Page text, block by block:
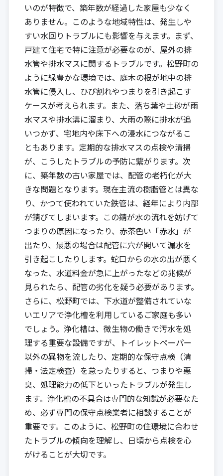
いのが特徴で、築年数が経過した家屋も少なく
ありません。このような地域特性は、発生しや
すい水回りトラブルにも影響を与えます。まず、
戸建て住宅で特に注意が必要なのが、屋外の排
水管や排水マスに関するトラブルです。松野町の
ように緑豊かな環境では、庭木の根が地中の排
水管に侵入し、ひび割れやつまりを引き起こす
ケースが考えられます。また、落ち葉や土砂が雨
水マスや排水溝に溜まり、大雨の際に排水が追
いつかず、宅地内や床下への浸水につながるこ
ともあります。定期的な排水マスの点検や清掃
が、こうしたトラブルの予防に繋がります。次
に、築年数の古い家屋では、配管の老朽化が大
きな問題となります。現在主流の樹脂管とは異な
り、かつて使われていた鉄管は、経年により内部
が錆びてしまいます。この錆が水の流れを妨げて
つまりの原因になったり、赤茶色い「赤水」が
出たり、最悪の場合は配管に穴が開いて漏水を
引き起こしたりします。蛇口からの水の出が悪く
なった、水道料金が急に上がったなどの兆候が
見られたら、配管の劣化を疑う必要があります。
さらに、松野町では、下水道が整備されていな
いエリアで浄化槽を利用しているご家庭も多い
でしょう。浄化槽は、微生物の働きで汚水を処
理する重要な設備ですが、トイレットペーパー
以外の異物を流したり、定期的な保守点検（清
掃・法定検査）を怠ったりすると、つまりや悪
臭、処理能力の低下といったトラブルが発生し
ます。浄化槽の不具合は専門的な知識が必要なた
め、必ず専門の保守点検業者に相談することが
重要です。このように、松野町の住環境に合わせ
たトラブルの傾向を理解し、日頃から点検を心
がけることが大切です。